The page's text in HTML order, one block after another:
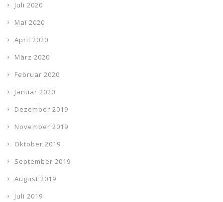
Juli 2020
Mai 2020
April 2020
März 2020
Februar 2020
Januar 2020
Dezember 2019
November 2019
Oktober 2019
September 2019
August 2019
Juli 2019